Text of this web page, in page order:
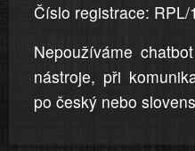
Číslo registrace: RPL/
Nepoužíváme
nástroje, při
po český nebo